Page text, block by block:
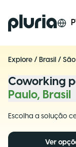
Logo Pluria
Explore / Brasil /
Coworking
Paulo, Brasil
Escolha a solução
Ver